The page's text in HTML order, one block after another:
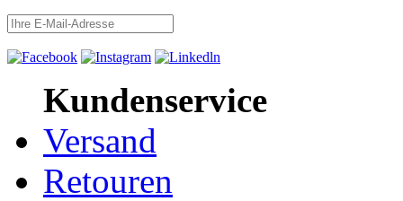
Kundenservice
Versand
Retouren